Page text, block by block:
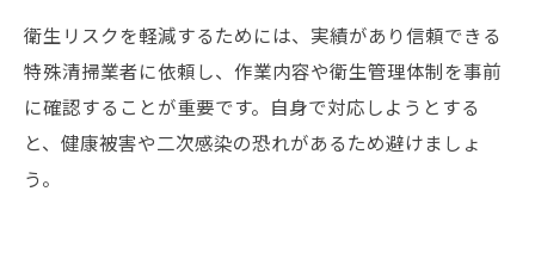
衛生リスクを軽減するためには、実績があり信頼できる
特殊清掃業者に依頼し、作業内容や衛生管理体制を事前
に確認することが重要です。自身で対応しようとする
と、健康被害や二次感染の恐れがあるため避けましょ
う。